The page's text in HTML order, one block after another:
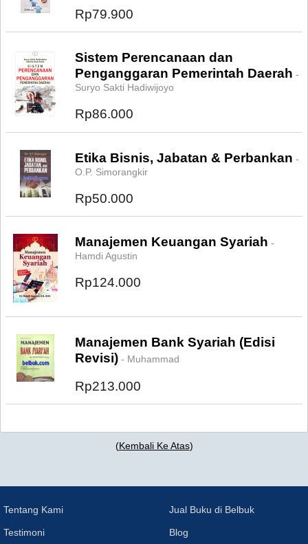
Rp79.900
Sistem Perencanaan dan
Penganggaran Pemerintah Daerah -
Suryo Sakti Hadiwijoyo
Rp86.000
Etika Bisnis, Jabatan & Perbankan -
O.P. Simorangkir
Rp50.000
Manajemen Keuangan Syariah -
Hamdi Agustin
Rp124.000
Manajemen Bank Syariah (Edisi
Revisi) - Muhammad
Rp213.000
(Kembali Ke Atas)
Tentang Kami
Testimoni
Jual Buku di Belbuk
Blog